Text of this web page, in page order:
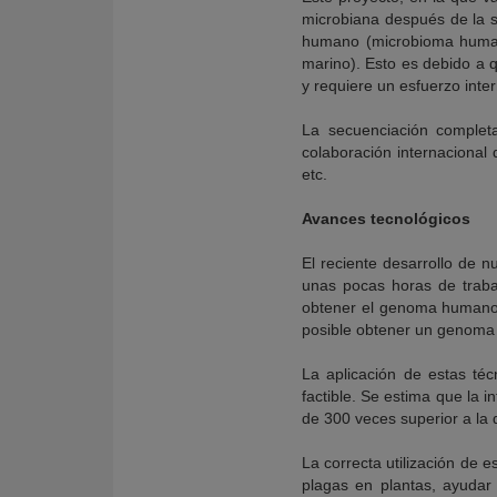
microbiana después de la
humano (microbioma
marino). Esto es debido a
y requiere un esfuerzo
La secuenciación
colaboración
etc.
Avances tecnológicos
El reciente desarrollo de
unas pocas horas de
obtener el genoma
posible obtener un
La aplicación de estas
factible. Se estima que la
de 300 veces superior a la
La correcta utilización de
plagas en plantas,